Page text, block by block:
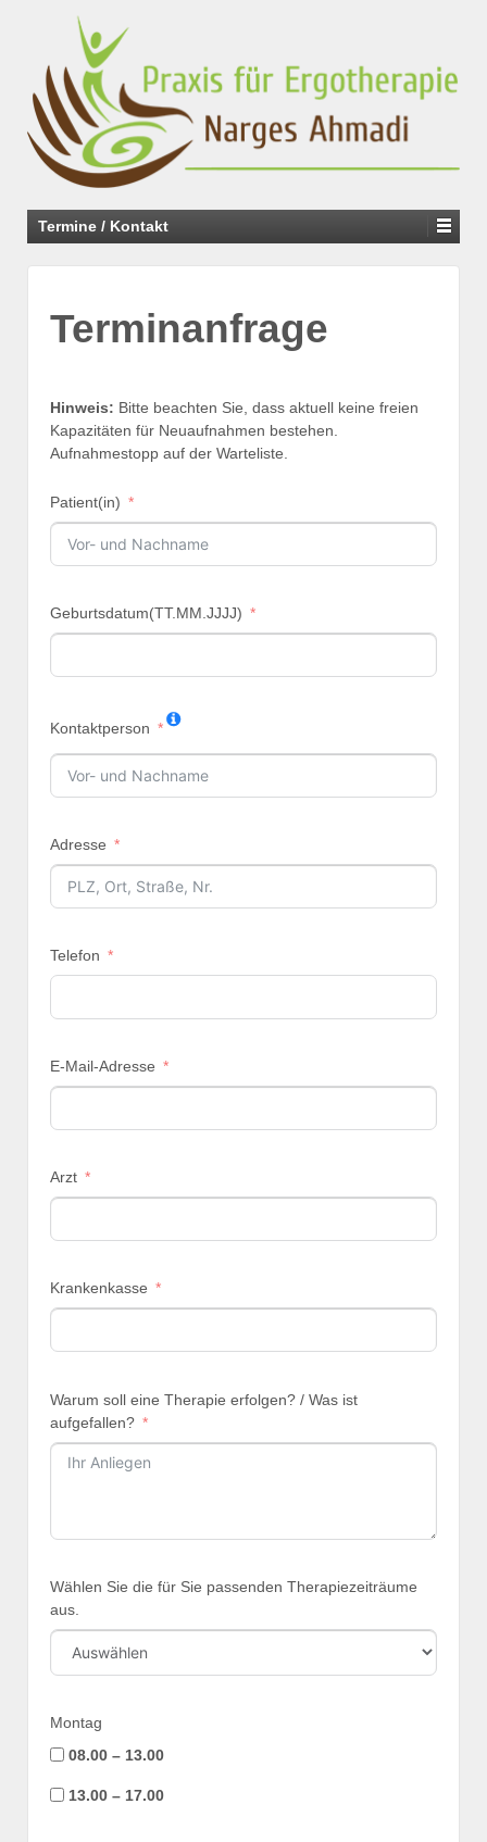
Termine / Kontakt
Terminanfrage
Hinweis: Bitte beachten Sie, dass aktuell keine freien
Kapazitäten für Neuaufnahmen bestehen.
Aufnahmestopp auf der Warteliste.
Patient(in)
Geburtsdatum(TT.MM.JJJJ)
Kontaktperson
Adresse
Telefon
E-Mail-Adresse
Arzt
Krankenkasse
Warum soll eine Therapie erfolgen? / Was ist
aufgefallen?
Wählen Sie die für Sie passenden Therapiezeiträume
aus.
Montag
08.00 – 13.00
13.00 – 17.00